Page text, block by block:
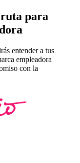
para
entender a tus
empleadora
con la